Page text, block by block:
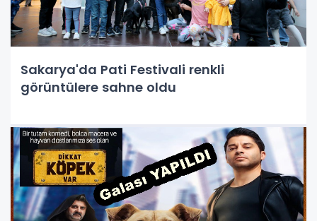
Sakarya'da Pati Festivali renkli
görüntülere sahne oldu